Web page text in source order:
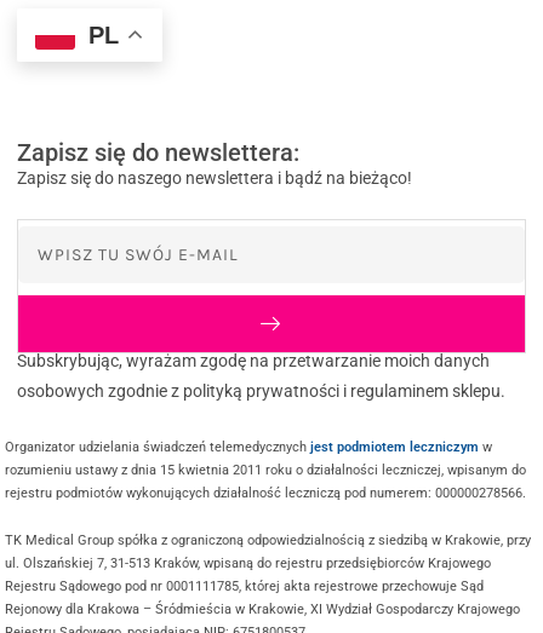
PL
Zapisz się do newslettera:
Zapisz się do naszego newslettera i bądź na bieżąco!
Subskrybując, wyrażam zgodę na przetwarzanie moich danych
osobowych zgodnie z polityką prywatności i regulaminem sklepu.
Organizator udzielania świadczeń telemedycznychjest podmiotem leczniczym w
rozumieniu ustawy z dnia 15 kwietnia 2011 roku o działalności leczniczej, wpisanym do
rejestru podmiotów wykonujących działalność leczniczą pod numerem: 000000278566.
TK Medical Group spółka z ograniczoną odpowiedzialnością z siedzibą w Krakowie, przy
ul. Olszańskiej 7, 31-513 Kraków, wpisaną do rejestru przedsiębiorców Krajowego
Rejestru Sądowego pod nr 0001111785, której akta rejestrowe przechowuje Sąd
Rejonowy dla Krakowa – Śródmieścia w Krakowie, XI Wydział Gospodarczy Krajowego